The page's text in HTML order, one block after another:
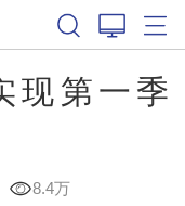
现第一季
8.4万